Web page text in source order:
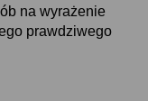
na wyrażenie
prawdziwego